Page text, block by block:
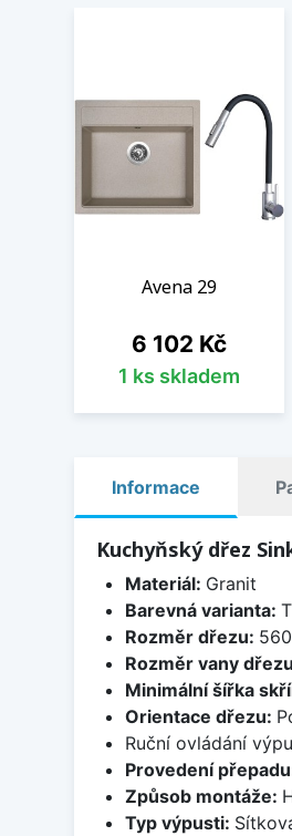
Avena 29
Cena
6 102 Kč
1 ks skladem
Informace
Kuchyňský dřez
Materiál: Granit
Barevná varianta:
Rozměr dřezu:
Rozměr vany
Minimální šířka
Orientace dřezu:
Ruční ovládání
Provedení
Způsob montáže:
Typ výpusti: